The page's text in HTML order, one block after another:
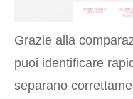
Grazie alla
puoi identificare
separano